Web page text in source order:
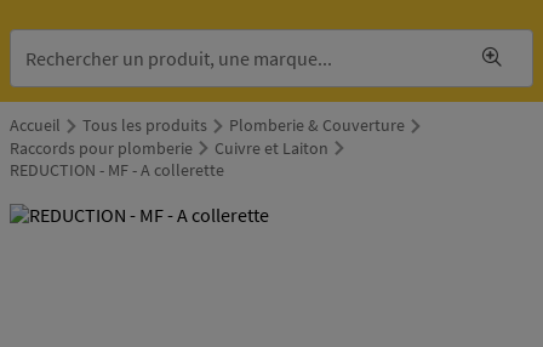
Accueil Tous les produits
Plomberie & Couverture
Raccords pour plomberie
Cuivre et Laiton
REDUCTION - MF - A collerette